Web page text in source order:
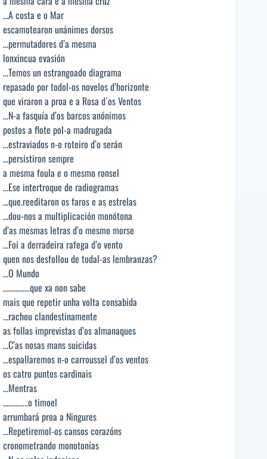
…A costa e o Mar
escamotearon unánimes dorsos
…permutadores d’a mesma
lonxincua evasión
…Temos un estrangoado diagrama
repasado por todol-os novelos d’horizonte
que viraron a proa e a Rosa d´os Ventos
…N-a fasquía d’os barcos anónimos
postos a flote pol-a madrugada
…estraviados n-o roteiro d’o serán
…persistiron sempre
a mesma foula e o mesmo ronsel
…Ese intertroque de radiogramas
…que.reeditaron os faros e as estrelas
…dou-nos a multiplicación monótona
d’as mesmas letras d’o mesmo morse
…Foi a derradeira rafega d’o vento
quen nos desfollou de todal-as lembranzas?
…O Mundo
……………que xa non sabe
mais que repetir unha volta consabida
…rachou clandestinamente
as follas imprevistas d’os almanaques
…C’as nosas mans suicidas
…espallaremos n-o carroussel d’os ventos
os catro puntos cardinais
…Mentras
…………..o timoel
arrumbará proa a Ningures
…Repetiremol-os cansos corazóns
cronometrando monotonías